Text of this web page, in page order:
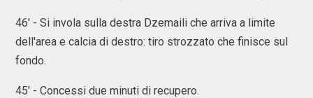
46' - Si invola sulla destra Dzemaili che arriva a limite
dell'area e calcia di destro: tiro strozzato che finisce sul
fondo.
45' - Concessi due minuti di recupero.